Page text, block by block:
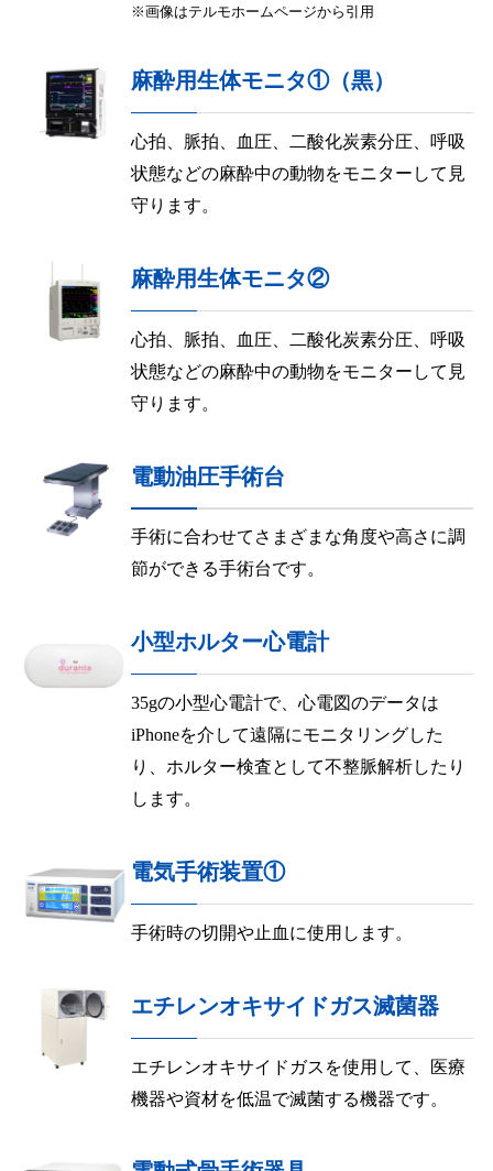
※画像はテルモホームページから引用
麻酔用生体モニタ①（黒）
心拍、脈拍、血圧、二酸化炭素分圧、呼吸
状態などの麻酔中の動物をモニターして見
守ります。
麻酔用生体モニタ②
心拍、脈拍、血圧、二酸化炭素分圧、呼吸
状態などの麻酔中の動物をモニターして見
守ります。
電動油圧手術台
手術に合わせてさまざまな角度や高さに調
節ができる手術台です。
小型ホルター心電計
35gの小型心電計で、心電図のデータは
iPhoneを介して遠隔にモニタリングした
り、ホルター検査として不整脈解析したり
します。
電気手術装置①
手術時の切開や止血に使用します。
エチレンオキサイドガス滅菌器
エチレンオキサイドガスを使用して、医療
機器や資材を低温で滅菌する機器です。